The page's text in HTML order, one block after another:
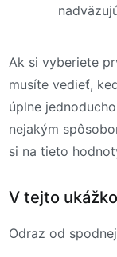
Ak si vyberiete
musíte vedieť,
úplne
nejakým
si na tieto
V tejto
Odraz od